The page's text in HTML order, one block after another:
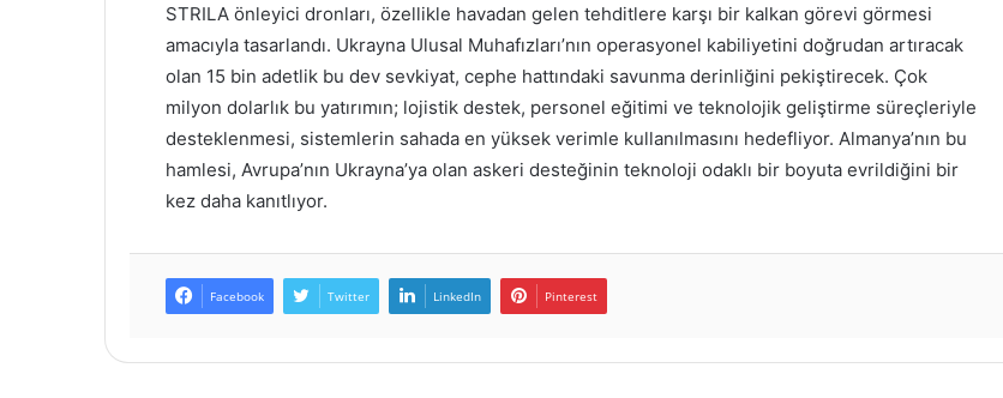
STRILA önleyici dronları, özellikle havadan gelen tehditlere karşı bir kalkan görevi görmesi
amacıyla tasarlandı. Ukrayna Ulusal Muhafızları’nın operasyonel kabiliyetini doğrudan artıracak
olan 15 bin adetlik bu dev sevkiyat, cephe hattındaki savunma derinliğini pekiştirecek. Çok
milyon dolarlık bu yatırımın; lojistik destek, personel eğitimi ve teknolojik geliştirme süreçleriyle
desteklenmesi, sistemlerin sahada en yüksek verimle kullanılmasını hedefliyor. Almanya’nın bu
hamlesi, Avrupa’nın Ukrayna’ya olan askeri desteğinin teknoloji odaklı bir boyuta evrildiğini bir
kez daha kanıtlıyor.
Facebook Twitter LinkedIn Pinterest